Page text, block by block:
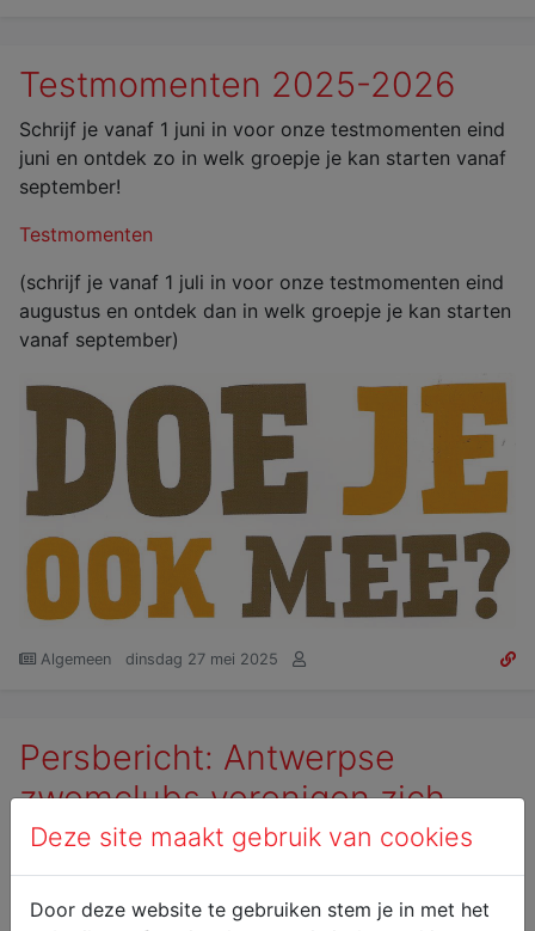
Testmomenten 2025-2026
Schrijf je vanaf 1 juni in voor onze testmomenten eind
juni en ontdek zo in welk groepje je kan starten vanaf
september!
Testmomenten
(schrijf je vanaf 1 juli in voor onze testmomenten eind
augustus en ontdek dan in welk groepje je kan starten
vanaf september)
Algemeen dinsdag 27 mei 2025
Persbericht: Antwerpse
zwemclubs verenigen zich
Persbericht: Antwerpse zwemclubs verenigen zich
tegen eenzijdige beslissingen Vlaamse Zwemfederatie.
Een gelijkaardig verhaal met dat van bij de Vlaamse
Deze site maakt gebruik van cookies
Door deze website te gebruiken stem je in met het